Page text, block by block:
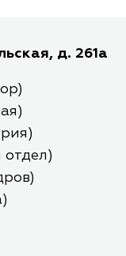
д. 261а
отдел)